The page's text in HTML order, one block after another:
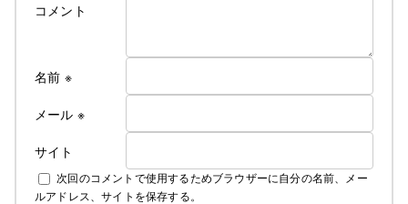
コメント
名前 ※
メール ※
サイト
次回のコメントで使用するためブラウザーに自分の名前、メー
ルアドレス、サイトを保存する。